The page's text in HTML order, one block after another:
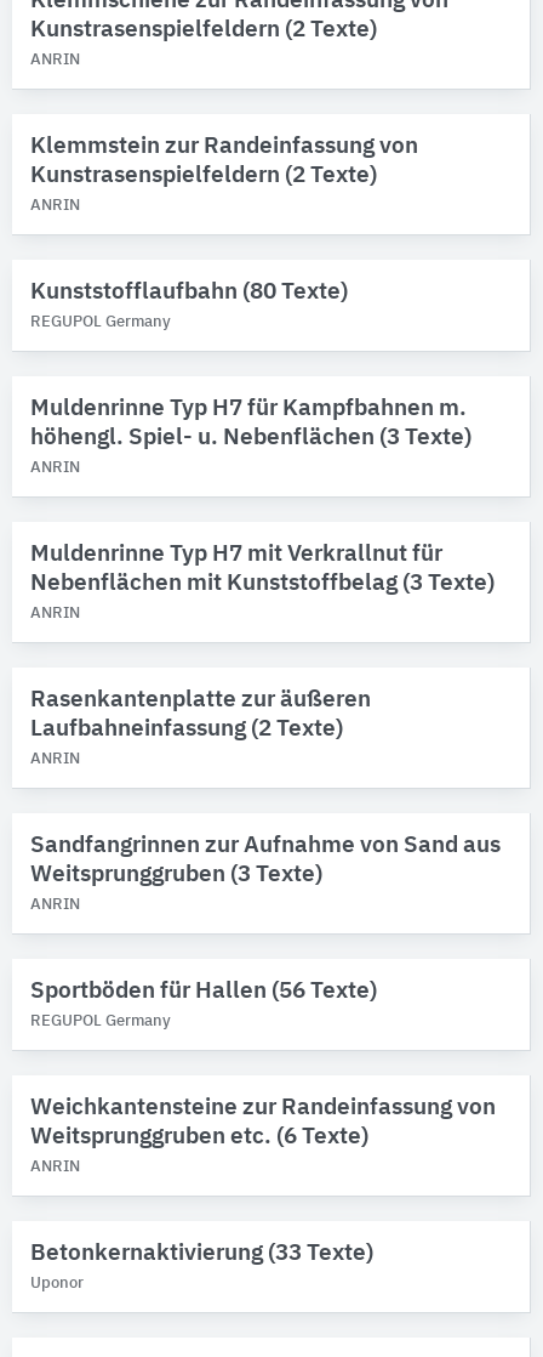
Kunstrasenspielfeldern (2 Texte)
ANRIN
Klemmstein zur Randeinfassung von
Kunstrasenspielfeldern (2 Texte)
ANRIN
Kunststofflaufbahn (80 Texte)
REGUPOL Germany
Muldenrinne Typ H7 für Kampfbahnen m.
höhengl. Spiel- u. Nebenflächen (3 Texte)
ANRIN
Muldenrinne Typ H7 mit Verkrallnut für
Nebenflächen mit Kunststoffbelag (3 Texte)
ANRIN
Rasenkantenplatte zur äußeren
Laufbahneinfassung (2 Texte)
ANRIN
Sandfangrinnen zur Aufnahme von Sand aus
Weitsprunggruben (3 Texte)
ANRIN
Sportböden für Hallen (56 Texte)
REGUPOL Germany
Weichkantensteine zur Randeinfassung von
Weitsprunggruben etc. (6 Texte)
ANRIN
Betonkernaktivierung (33 Texte)
Uponor